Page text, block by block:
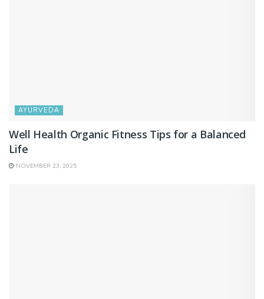
AYURVEDA
Well Health Organic Fitness Tips for a Balanced
Life
NOVEMBER 23, 2025